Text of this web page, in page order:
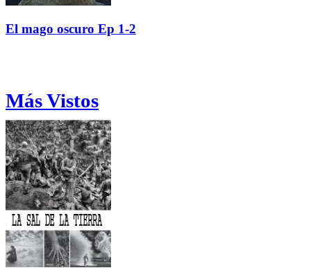
El mago oscuro Ep 1-2
Más Vistos